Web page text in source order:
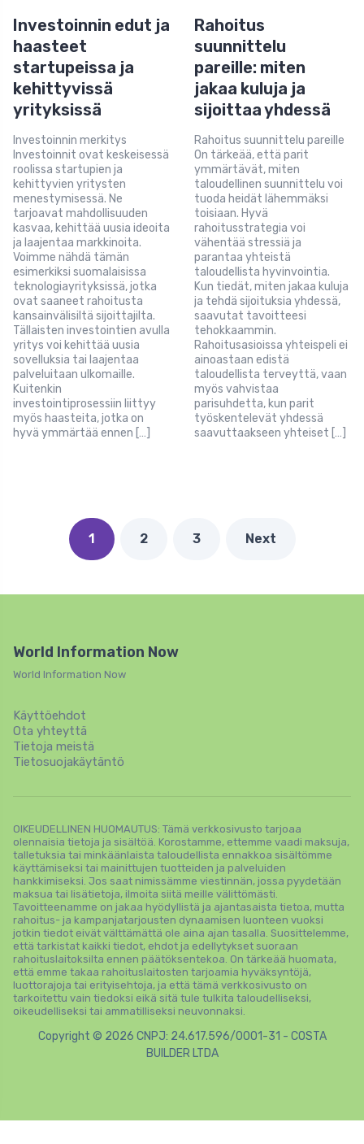
Investoinnin edut ja
haasteet
startupeissa ja
kehittyvissä
yrityksissä
Investoinnin merkitys
Investoinnit ovat keskeisessä
roolissa startupien ja
kehittyvien yritysten
menestymisessä. Ne
tarjoavat mahdollisuuden
kasvaa, kehittää uusia ideoita
ja laajentaa markkinoita.
Voimme nähdä tämän
esimerkiksi suomalaisissa
teknologiayrityksissä, jotka
ovat saaneet rahoitusta
kansainvälisiltä sijoittajilta.
Tällaisten investointien avulla
yritys voi kehittää uusia
sovelluksia tai laajentaa
palveluitaan ulkomaille.
Kuitenkin
investointiprosessiin liittyy
myös haasteita, jotka on
hyvä ymmärtää ennen […]
Rahoitus
suunnittelu
pareille: miten
jakaa kuluja ja
sijoittaa yhdessä
Rahoitus suunnittelu pareille
On tärkeää, että parit
ymmärtävät, miten
taloudellinen suunnittelu voi
tuoda heidät lähemmäksi
toisiaan. Hyvä
rahoitusstrategia voi
vähentää stressiä ja
parantaa yhteistä
taloudellista hyvinvointia.
Kun tiedät, miten jakaa kuluja
ja tehdä sijoituksia yhdessä,
saavutat tavoitteesi
tehokkaammin.
Rahoitusasioissa yhteispeli ei
ainoastaan edistä
taloudellista terveyttä, vaan
myös vahvistaa
parisuhdetta, kun parit
työskentelevät yhdessä
saavuttaakseen yhteiset […]
1 2 3 Next
World Information Now
World Information Now
Käyttöehdot
Ota yhteyttä
Tietoja meistä
Tietosuojakäytäntö
OIKEUDELLINEN HUOMAUTUS: Tämä verkkosivusto tarjoaa
olennaisia ​​tietoja ja sisältöä. Korostamme, ettemme vaadi maksuja,
talletuksia tai minkäänlaista taloudellista ennakkoa sisältömme
käyttämiseksi tai mainittujen tuotteiden ja palveluiden
hankkimiseksi. Jos saat nimissämme viestinnän, jossa pyydetään
maksua tai lisätietoja, ilmoita siitä meille välittömästi.
Tavoitteenamme on jakaa hyödyllistä ja ajantasaista tietoa, mutta
rahoitus- ja kampanjatarjousten dynaamisen luonteen vuoksi
jotkin tiedot eivät välttämättä ole aina ajan tasalla. Suosittelemme,
että tarkistat kaikki tiedot, ehdot ja edellytykset suoraan
rahoituslaitoksilta ennen päätöksentekoa. On tärkeää huomata,
että emme takaa rahoituslaitosten tarjoamia hyväksyntöjä,
luottorajoja tai erityisehtoja, ja että tämä verkkosivusto on
tarkoitettu vain tiedoksi eikä sitä tule tulkita taloudelliseksi,
oikeudelliseksi tai ammatilliseksi neuvonnaksi.
Copyright © 2026 CNPJ: 24.617.596/0001-31 - COSTA
BUILDER LTDA